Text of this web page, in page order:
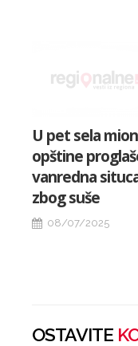
U pet sela
opštine
vanredna
zbog suše
08/07/2025
OSTAVITE